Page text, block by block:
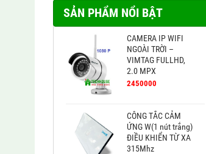
SẢN PHẨM NỔI BẬT
CAMERA IP WIFI
NGOÀI TRỜI –
VIMTAG FULLHD,
2.0 MPX
2450000
CÔNG TẮC CẢM
ỨNG W(1 nút trắng)
ĐIỀU KHIỂN TỪ XA
315Mhz